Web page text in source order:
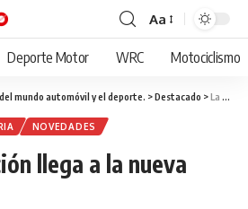
Cambiar
tamaño
fuente
Aa
Deporte Motor WRC Motociclismo
mundo automóvil y el deporte. >Destacado >La electrificación llega a la nueva Toyota Hilux
NOVEDADES
llega a la nueva